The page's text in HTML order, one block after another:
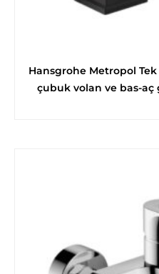
Hansgrohe Metropol Tek
çubuk volan ve bas-aç